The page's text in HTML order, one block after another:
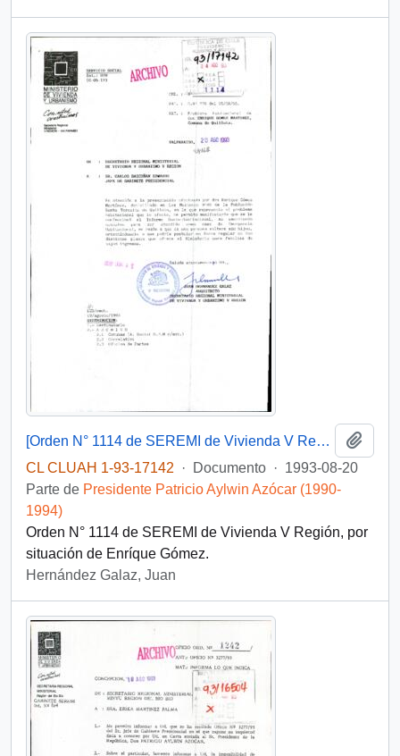
[Orden N° 1114 de SEREMI de Vivienda V Región]
CL CLUAH 1-93-17142
· Documento · 1993-08-20
Parte de Presidente Patricio Aylwin Azócar (1990-
1994)
Orden N° 1114 de SEREMI de Vivienda V Región, por
situación de Enríque Gómez.
Hernández Galaz, Juan